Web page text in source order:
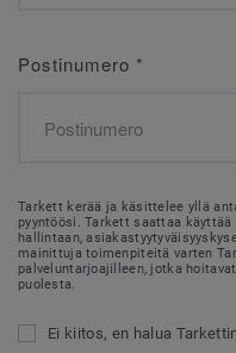
Postinumero *
Tarkett kerää ja käsittelee yllä
pyyntöösi. Tarkett saattaa
hallintaan,
mainittuja toimenpiteitä varten
palveluntarjoajilleen, jotka
puolesta.
Ei kiitos, en halua